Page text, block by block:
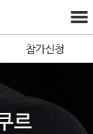
참가신청
르